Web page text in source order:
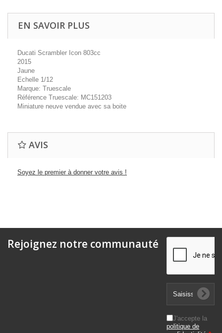
EN SAVOIR PLUS
Ducati Scrambler Icon 803cc
2015
Jaune
Echelle 1/12
Marque: Truescale
Référence Truescale: MC151203
Miniature neuve vendue avec sa boite
AVIS
Soyez le premier à donner votre avis !
Rejoignez notre communauté
J'accepte la
politique de